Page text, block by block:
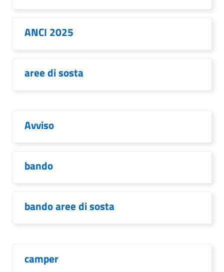
ANCI 2025
aree di sosta
Avviso
bando
bando aree di sosta
camper